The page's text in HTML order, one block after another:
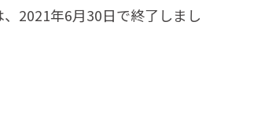
2021年6月30日で終了しまし